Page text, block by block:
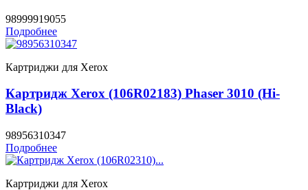
98999919055
Подробнее
Картриджи для Xerox
Картридж Xerox (106R02183) Phaser 3010 (Hi-
Black)
98956310347
Подробнее
Картриджи для Xerox